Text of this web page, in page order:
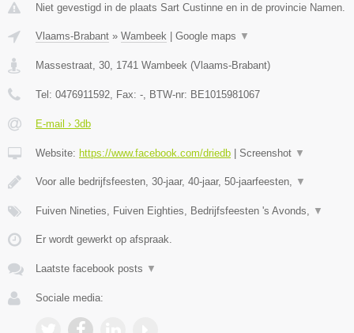
Niet gevestigd in de plaats Sart Custinne en in de provincie Namen.
Vlaams-Brabant » Wambeek Google maps ▼
Massestraat, 30 1741 Wambeek (Vlaams-Brabant)
Tel: 0476911592 , Fax: - , BTW-nr: BE1015981067
E-mail › 3db
Website: https://www.facebook.com/driedb Screenshot ▼
Voor alle bedrijfsfeesten, 30-jaar, 40-jaar, 50-jaarfeesten, ▼
Fuiven Nineties, Fuiven Eighties, Bedrijfsfeesten 's Avonds, ▼
Er wordt gewerkt op afspraak.
Laatste facebook posts ▼
Sociale media: